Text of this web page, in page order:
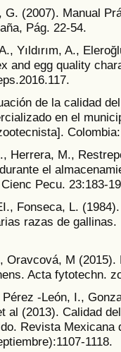
(2007). Manual
Pág. 22-54.
Yıldırım, A.,
and egg quality
de la calidad
en el
Herrera, M.,
el
Pecu. 23:183-
Fonseca, L.
razas de
Oravcová, M
Acta fytotechn.
-León, I.,
al (2013). Calidad
Revista
1118.